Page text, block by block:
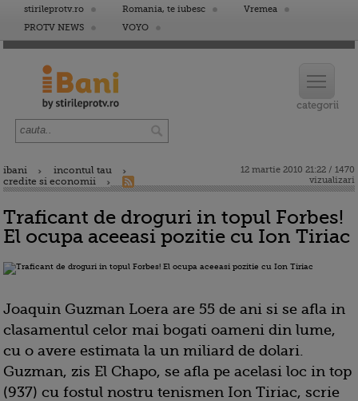
stirileprotv.ro Romania, te iubesc
Vremea
PROTV NEWS
VOYO
ibani
incontul tau
credite si economii
12 martie 2010 21:22 / 1470
vizualizari
Traficant de droguri in topul Forbes!
El ocupa aceeasi pozitie cu Ion Tiriac
Joaquin Guzman Loera are 55 de ani si se afla in
clasamentul celor mai bogati oameni din lume,
cu o avere estimata la un miliard de dolari.
Guzman, zis El Chapo, se afla pe acelasi loc in top
(937) cu fostul nostru tenismen Ion Tiriac, scrie